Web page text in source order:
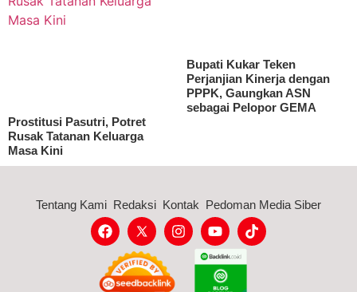
Prostitusi Pasutri, Potret
Rusak Tatanan Keluarga
Masa Kini
Bupati Kukar Teken
Perjanjian Kinerja dengan
PPPK, Gaungkan ASN
sebagai Pelopor GEMA
Tentang Kami Redaksi Kontak Pedoman Media Siber